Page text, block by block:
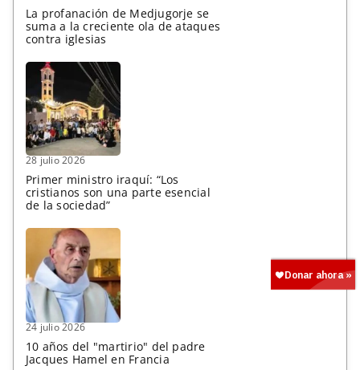
La profanación de Medjugorje se
suma a la creciente ola de ataques
contra iglesias
28 julio 2026
Primer ministro iraquí: “Los
cristianos son una parte esencial
de la sociedad”
24 julio 2026
10 años del "martirio" del padre
Jacques Hamel en Francia